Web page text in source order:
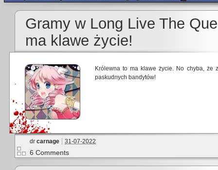
Gramy w Long Live The
ma klawe życie!
Królewna to ma klawe życie. No chyba, że
paskudnych bandytów!
dr carnage 31-07-2022
6 Comments